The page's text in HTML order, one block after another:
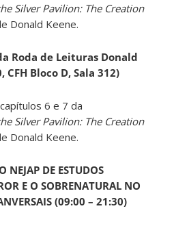
Silver Pavilion: The Creation
Donald Keene.
Roda de Leituras Donald
CFH Bloco D, Sala 312)
6 e 7 da
Silver Pavilion: The Creation
Donald Keene.
DE ESTUDOS
E O SOBRENATURAL NO
(09:00 – 21:30)